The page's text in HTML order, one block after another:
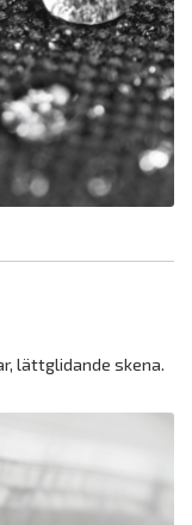
lättglidande skena.